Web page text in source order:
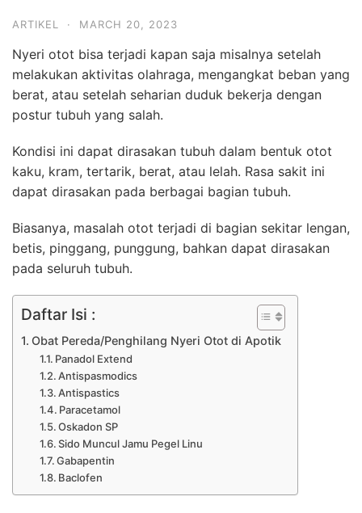
ARTIKEL · MARCH 20, 2023
Nyeri otot bisa terjadi kapan saja misalnya setelah
melakukan aktivitas olahraga, mengangkat beban yang
berat, atau setelah seharian duduk bekerja dengan
postur tubuh yang salah.
Kondisi ini dapat dirasakan tubuh dalam bentuk otot
kaku, kram, tertarik, berat, atau lelah. Rasa sakit ini
dapat dirasakan pada berbagai bagian tubuh.
Biasanya, masalah otot terjadi di bagian sekitar lengan,
betis, pinggang, punggung, bahkan dapat dirasakan
pada seluruh tubuh.
Daftar Isi :
Obat Pereda/Penghilang Nyeri Otot di Apotik
Panadol Extend
Antispasmodics
Antispastics
Paracetamol
Oskadon SP
Sido Muncul Jamu Pegel Linu
Gabapentin
Baclofen